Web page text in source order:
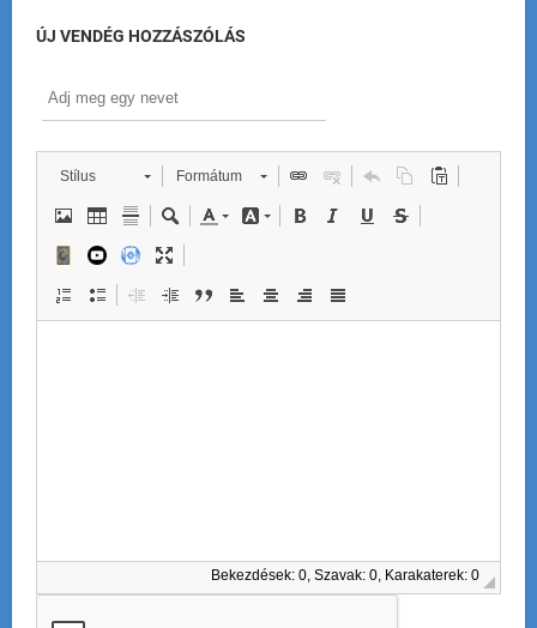
ÚJ VENDÉG HOZZÁSZÓLÁS
Stílus Formátum
Bekezdések: 0, Szavak: 0, Karakaterek: 0